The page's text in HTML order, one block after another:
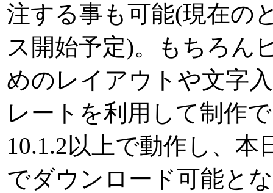
注する事も可能(現在の
ス開始予定)。もちろん
めのレイアウトや文字
レートを利用して制作
10.1.2以上で動作し、
でダウンロード可能と